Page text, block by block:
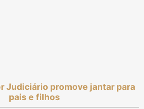
Judiciário promove jantar para
pais e filhos